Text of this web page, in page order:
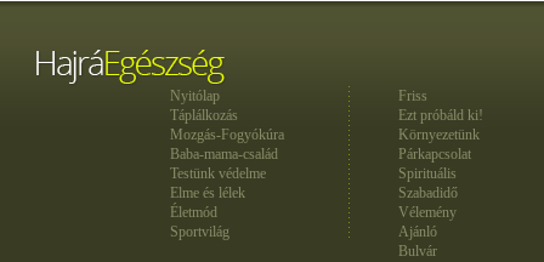
Nyitólap
Táplálkozás
Mozgás-Fogyókúra
Baba-mama-család
Testünk védelme
Elme és lélek
Életmód
Sportvilág
Friss
Ezt próbáld ki!
Környezetünk
Párkapcsolat
Spirituális
Szabadidő
Vélemény
Ajánló
Bulvár